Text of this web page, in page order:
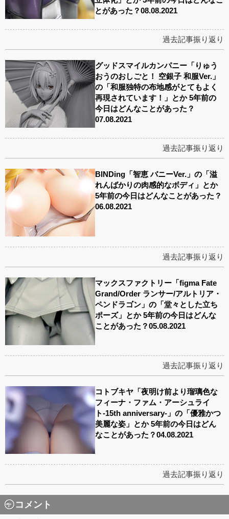
とがあった？08.08.2021
過去記事振り返り
グッドスマイルカンパニー「りゅう
おうのおしごと！ 空銀子 和服Ver.」
の「和服独特の布地感がとてもよく
再現されています！」とか 5年前の
今日はどんなことがあった？
07.08.2021
過去記事振り返り
BINDing「智恵 バニーVer.」の「溢
れんばかりの肉感的なボディ」とか
5年前の今日はどんなことがあった？
06.08.2021
過去記事振り返り
マックスファクトリー「figma Fate
Grand/Order ランサー/アルトリア・
ペンドラゴン」の「堂々とした立ち
ポーズ」とか 5年前の今日はどんな
ことがあった？05.08.2021
過去記事振り返り
コトブキヤ「夜明け前より瑠璃色な
フィーナ・ファム・アーシュライ
ト-15th anniversary-」の「優雅かつ
美麗な姿」とか 5年前の今日はどん
なことがあった？04.08.2021
過去記事振り返り
コメント